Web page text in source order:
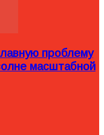
проблему
масштабной